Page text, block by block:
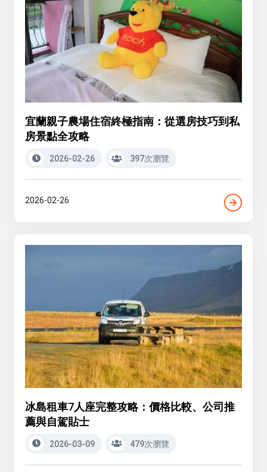
宜蘭親子農場住宿終極指南：從選房技巧到私
房景點全攻略
2026-02-26 397次瀏覽
2026-02-26
冰島租車7人座完整攻略：價格比較、公司推
薦與自駕貼士
2026-03-09 479次瀏覽